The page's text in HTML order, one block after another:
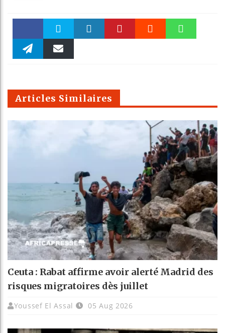
Faceboo Twitter
m
Articles Similaires
Ceuta : Rabat affirme avoir alerté Madrid des
risques migratoires dès juillet
Youssef El Assal 05 Aug 2026